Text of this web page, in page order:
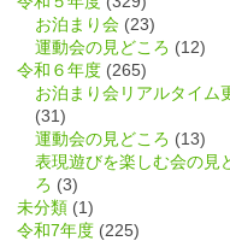
お泊まり会 (23)
運動会の見どころ (12)
令和６年度 (265)
お泊まり会リアルタイム
(31)
運動会の見どころ (13)
表現遊びを楽しむ会の見
ろ (3)
未分類 (1)
令和7年度 (225)